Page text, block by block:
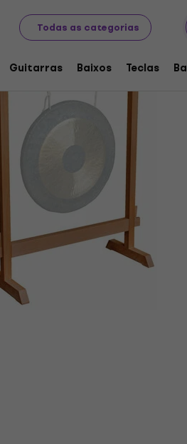
Todas as categorias
Guitarras Baixos Teclas
Baterias Hardware de bateria